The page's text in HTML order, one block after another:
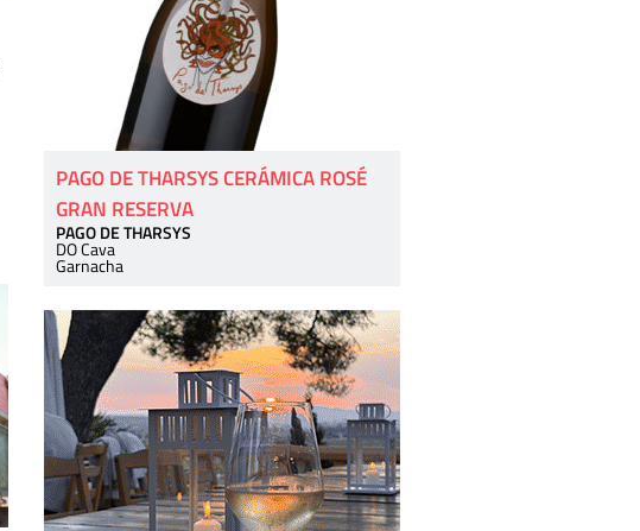
PAGO DE THARSYS CERÁMICA ROSÉ
GRAN RESERVA
PAGO DE THARSYS
DO Cava
Garnacha